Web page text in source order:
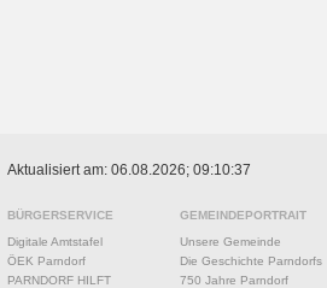
Aktualisiert am: 06.08.2026; 09:10:37
BÜRGERSERVICE
Digitale Amtstafel
ÖEK Parndorf
PARNDORF HILFT
GEMEINDEPORTRAIT
Unsere Gemeinde
Die Geschichte Parndorfs
750 Jahre Parndorf